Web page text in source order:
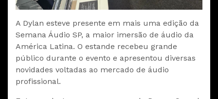
A Dylan esteve presente em mais uma edição da
Semana Áudio SP, a maior imersão de áudio da
América Latina. O estande recebeu grande
público durante o evento e apresentou diversas
novidades voltadas ao mercado de áudio
profissional.